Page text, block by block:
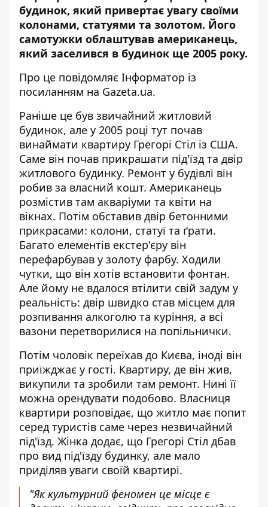
будинок, який привертає увагу своїми
колонами, статуями та золотом. Його
самотужки облаштував американець,
який заселився в будинок ще 2005 року.
Про це повідомляє Інформатор із
посиланням на Gazeta.ua.
Раніше це був звичайний житловий
будинок, але у 2005 році тут почав
винаймати квартиру Грегорі Стіл із США.
Саме він почав прикрашати під'їзд та двір
житлового будинку. Ремонт у будівлі він
робив за власний кошт. Американець
розмістив там акваріуми та квіти на
вікнах. Потім обставив двір бетонними
прикрасами: колони, статуї та ґрати.
Багато елементів екстер'єру він
перефарбував у золоту фарбу. Ходили
чутки, що він хотів встановити фонтан.
Але йому не вдалося втілити свій задум у
реальність: двір швидко став місцем для
розпивання алкоголю та куріння, а всі
вазони перетворилися на попільнички.
Потім чоловік переїхав до Києва, іноді він
приїжджає у гості. Квартиру, де він жив,
викупили та зробили там ремонт. Нині її
можна орендувати подобово. Власниця
квартири розповідає, що житло має попит
серед туристів саме через незвичайний
під'їзд. Жінка додає, що Грегорі Стіл дбав
про вид під'їзду будинку, але мало
приділяв уваги своїй квартирі.
"Як культурний феномен це місце є